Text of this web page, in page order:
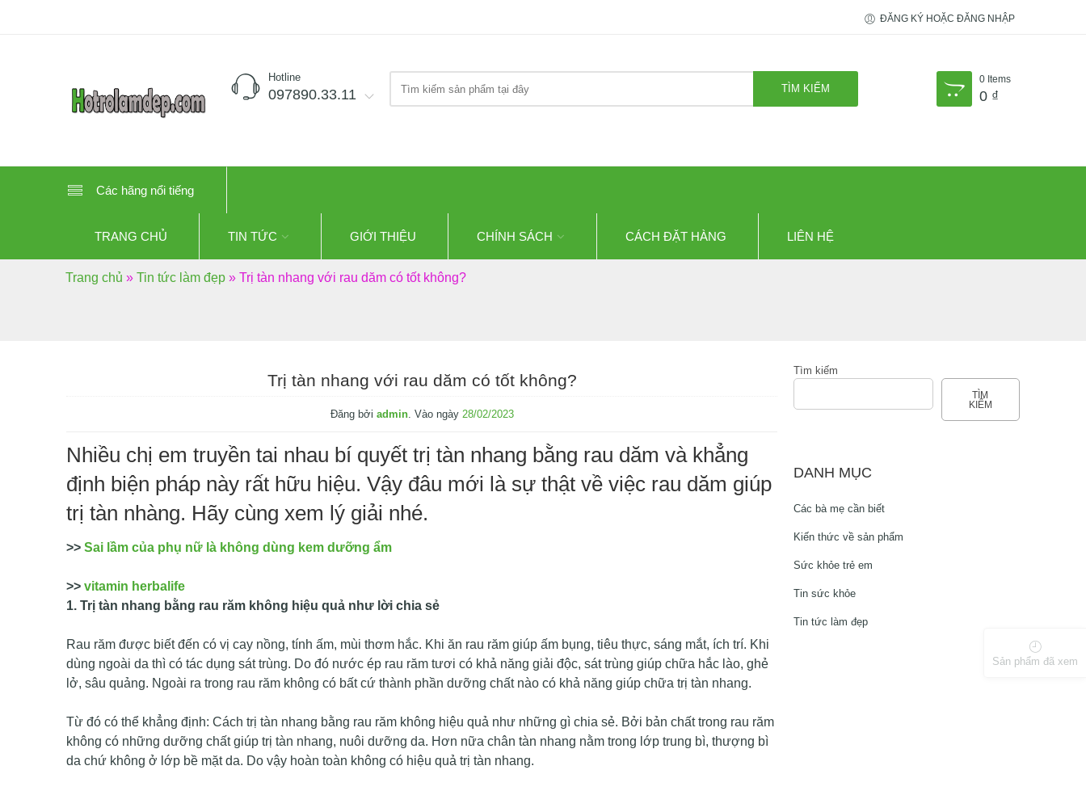
ĐĂNG KÝ HOẶC ĐĂNG NHẬP
Hotline
097890.33.11
here
0 Items
0 ₫
Các hãng nổi tiếng
TRANG CHỦ TIN TỨC GIỚI THIỆU CHÍNH SÁCH CÁCH ĐẶT HÀNG LIÊN HỆ
Trang chủ » Tin tức làm đẹp » Trị tàn nhang với rau dăm có tốt không?
Trị tàn nhang với rau dăm có tốt không?
Đăng bởi admin. Vào ngày 28/02/2023
Nhiều chị em truyền tai nhau bí quyết trị tàn nhang bằng rau dăm và khẳng
định biện pháp này rất hữu hiệu. Vậy đâu mới là sự thật về việc rau dăm giúp
trị tàn nhàng. Hãy cùng xem lý giải nhé.
>> Sai lầm của phụ nữ là không dùng kem dưỡng ẩm
>> vitamin herbalife
1. Trị tàn nhang bằng rau răm không hiệu quả như lời chia sẻ
Rau răm được biết đến có vị cay nồng, tính ấm, mùi thơm hắc. Khi ăn rau răm giúp ấm bụng, tiêu thực, sáng mắt, ích trí. Khi
dùng ngoài da thì có tác dụng sát trùng. Do đó nước ép rau răm tươi có khả năng giải độc, sát trùng giúp chữa hắc lào, ghẻ
lở, sâu quảng. Ngoài ra trong rau răm không có bất cứ thành phần dưỡng chất nào có khả năng giúp chữa trị tàn nhang.
Từ đó có thể khẳng định: Cách trị tàn nhang bằng rau răm không hiệu quả như những gì chia sẻ. Bởi bản chất trong rau răm
không có những dưỡng chất giúp trị tàn nhang, nuôi dưỡng da. Hơn nữa chân tàn nhang nằm trong lớp trung bì, thượng bì
da chứ không ở lớp bề mặt da. Do vậy hoàn toàn không có hiệu quả trị tàn nhang.
Tìm kiếm
TÌM
KIẾM
DANH MỤC
Các bà mẹ cần biết
Kiến thức về sản phẩm
Sức khỏe trẻ em
Tin sức khỏe
Tin tức làm đẹp
Sản phẩm đã xem